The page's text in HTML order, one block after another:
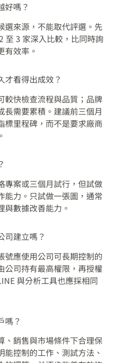
好嗎？
選來源，不能取代評選。先
至 3 家深入比較，比同時詢
有效率。
才看得出成效？
較快檢查流程與品質；品牌
長需要累積。建議前三個月
標里程碑，而不是要求廠商
專案或三個月試行，但試做
能力。只試做一張圖，通常
與數據改善能力。
司建立嗎？
號應使用公司可長期控制的
公司持有最高權限，再授權
與分析工具也應採相同
嗎？
、銷售與市場條件下合理保
控制的工作、測試方法、